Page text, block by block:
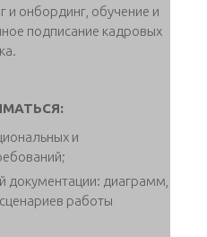
и онбординг, обучение и
подписание кадровых
и
документации: диаграмм,
работы